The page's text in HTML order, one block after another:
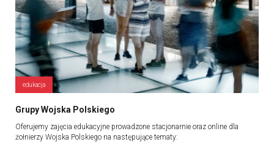
edukacja
Grupy Wojska Polskiego
Oferujemy zajęcia edukacyjne prowadzone stacjonarnie oraz online dla
żołnierzy Wojska Polskiego na następujące tematy: